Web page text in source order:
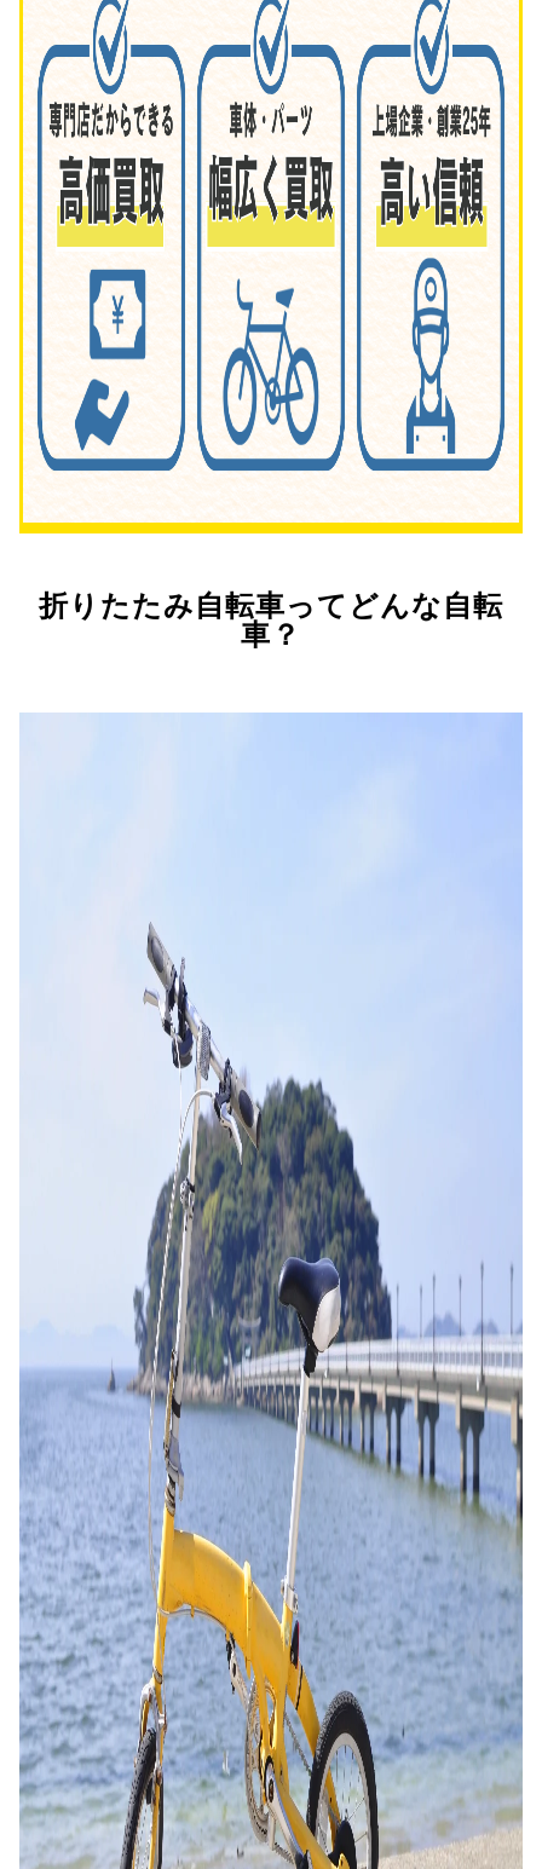
折りたたみ自転車ってどんな自転
車？